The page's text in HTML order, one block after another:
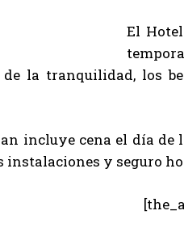
El
la tranquilidad, los
incluye cena el día
instalaciones y seguro